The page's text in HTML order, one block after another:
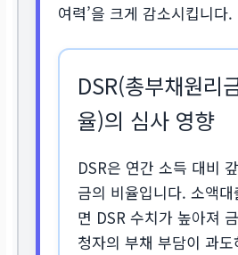
여력’을 크게 감소시킵니다.
DSR(총부채원리
율)의 심사 영향
DSR은 연간 소득 대비
금의 비율입니다. 소액
면 DSR 수치가 높아져
청자의 부채 부담이 과